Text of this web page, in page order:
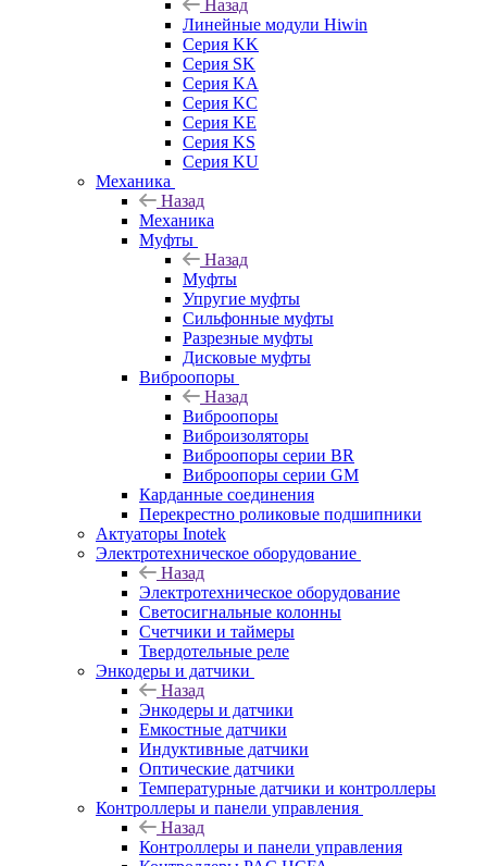
Назад
Линейные модули Hiwin
Серия KK
Серия SK
Серия KA
Серия KC
Серия KE
Серия KS
Серия KU
Механика
Назад
Механика
Муфты
Назад
Муфты
Упругие муфты
Сильфонные муфты
Разрезные муфты
Дисковые муфты
Виброопоры
Назад
Виброопоры
Виброизоляторы
Виброопоры серии BR
Виброопоры серии GM
Карданные соединения
Перекрестно роликовые подшипники
Актуаторы Inotek
Электротехническое оборудование
Назад
Электротехническое оборудование
Светосигнальные колонны
Счетчики и таймеры
Твердотельные реле
Энкодеры и датчики
Назад
Энкодеры и датчики
Емкостные датчики
Индуктивные датчики
Оптические датчики
Температурные датчики и контроллеры
Контроллеры и панели управления
Назад
Контроллеры и панели управления